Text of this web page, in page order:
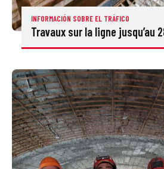
INFORMACIÓN SOBRE EL TRÁFICO
Travaux sur la ligne jusqu’au